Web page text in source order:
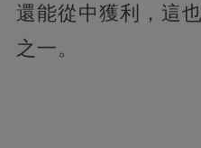
還能從中獲利，這
之一。